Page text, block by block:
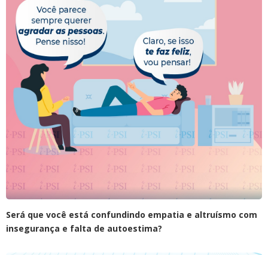
Será que você está confundindo empatia e altruísmo com
insegurança e falta de autoestima?